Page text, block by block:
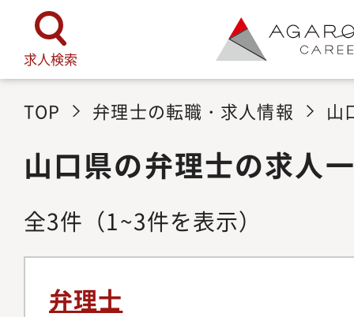
求人検索
TOP 弁理士の転職・求人情報 山
山口県の弁理士の求人
全3件 （1~3件を表示）
弁理士